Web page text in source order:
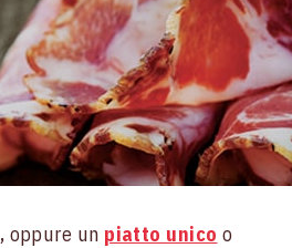
, oppure un piatto unico o